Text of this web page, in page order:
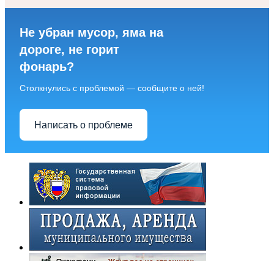
Не убран мусор, яма на
дороге, не горит
фонарь?
Столкнулись с проблемой — сообщите о ней!
Написать о проблеме